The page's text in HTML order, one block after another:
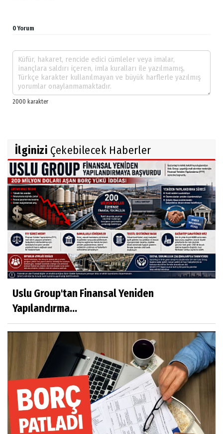
0 Yorum
İlginizi Çekebilecek Haberler
Uslu Group'tan Finansal Yeniden
Yapılandırma...